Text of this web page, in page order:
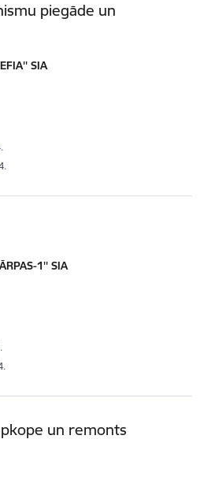
piegāde un
SIA
1'' SIA
un remonts